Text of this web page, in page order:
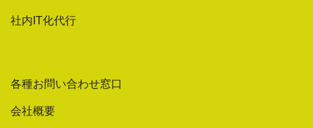
社内IT化代行
各種お問い合わせ窓口
会社概要